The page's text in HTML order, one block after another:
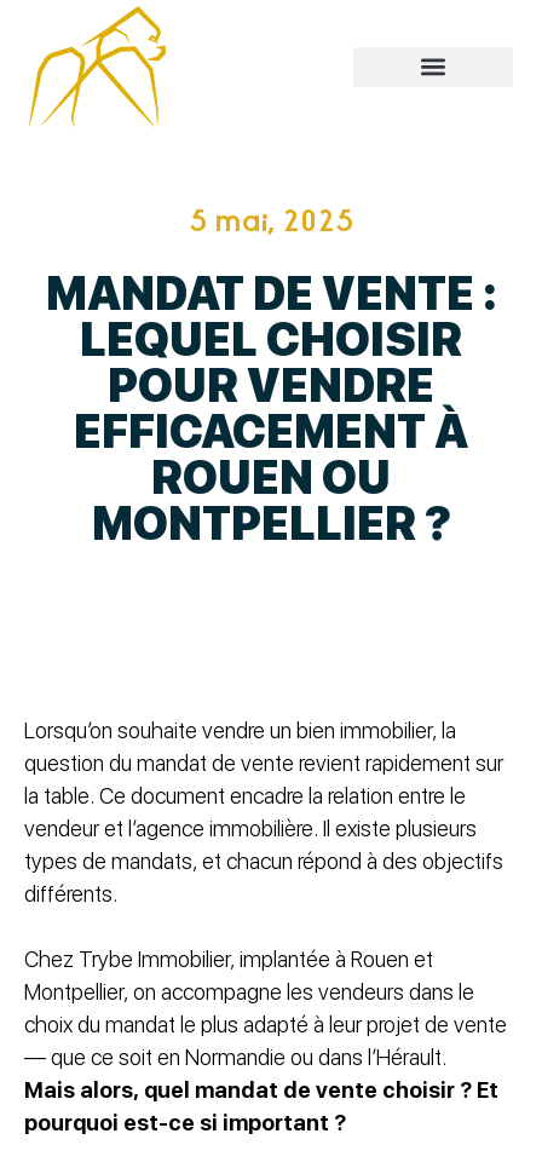
5 mai, 2025
MANDAT DE VENTE :
LEQUEL CHOISIR
POUR VENDRE
EFFICACEMENT À
ROUEN OU
MONTPELLIER ?
Lorsqu’on souhaite vendre un bien immobilier, la
question du mandat de vente revient rapidement sur
la table. Ce document encadre la relation entre le
vendeur et l’agence immobilière. Il existe plusieurs
types de mandats, et chacun répond à des objectifs
différents.
Chez Trybe Immobilier, implantée à Rouen et
Montpellier, on accompagne les vendeurs dans le
choix du mandat le plus adapté à leur projet de vente
— que ce soit en Normandie ou dans l’Hérault.
Mais alors, quel mandat de vente choisir ? Et
pourquoi est-ce si important ?